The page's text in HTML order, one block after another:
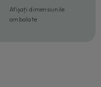
Afișați dimensiunile
ambalate